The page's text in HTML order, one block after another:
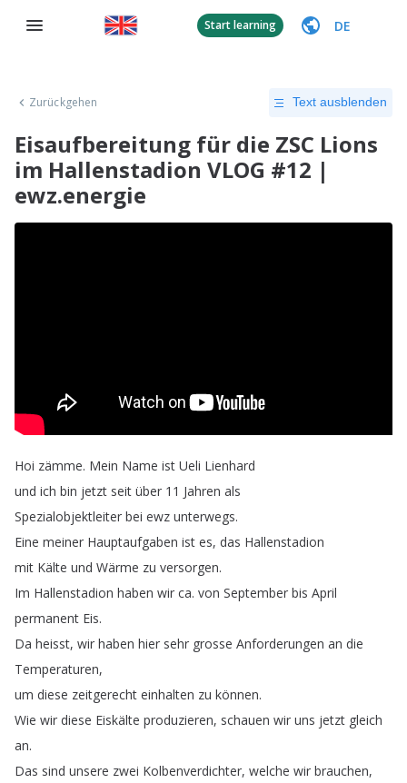
Start learning DE
Zurückgehen Text ausblenden
Eisaufbereitung für die ZSC Lions
im Hallenstadion VLOG #12 |
ewz.energie
Hoi zämme. Mein Name ist Ueli Lienhard
und ich bin jetzt seit über 11 Jahren als
Spezialobjektleiter bei ewz unterwegs.
Eine meiner Hauptaufgaben ist es, das Hallenstadion
mit Kälte und Wärme zu versorgen.
Im Hallenstadion haben wir ca. von September bis April
permanent Eis.
Da heisst, wir haben hier sehr grosse Anforderungen an die
Temperaturen,
um diese zeitgerecht einhalten zu können.
Wie wir diese Eiskälte produzieren, schauen wir uns jetzt gleich
an.
Das sind unsere zwei Kolbenverdichter, welche wir brauchen,